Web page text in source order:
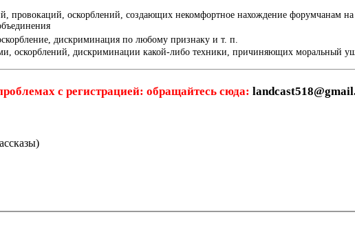
провокаций, оскорблений, создающих некомфортное нахождение форумчанам
дискриминация по любому признаку и т. п.
оскорблений, дискриминации какой-либо техники, причиняющих моральный
с регистрацией: обращайтесь сюда: